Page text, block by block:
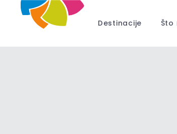
Destinacije Što